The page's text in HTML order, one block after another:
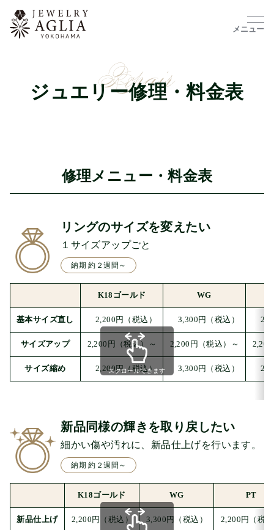
メニュー
ジュエリー修理・料金表
修理メニュー・料金表
リングのサイズを変えたい
１サイズアップごと
納期 約２週間～
K18ゴールド WG
基本サイズ直し 2,200円 （税込） 3,300円 （税込）
サイズアップ 2,200円 （税込）～ 2,200円 （税込）～ 2,200
サイズ縮め 2,200円（税込） 3,300円 （税込）
スクロールできます
新品同様の輝きを取り戻したい
細かい傷や汚れに、新品仕上げを行います。
納期 約２週間～
K18ゴールド WG PT
新品仕上げ 2,200円 （税込） 3,300円 （税込） 2,200円 （税